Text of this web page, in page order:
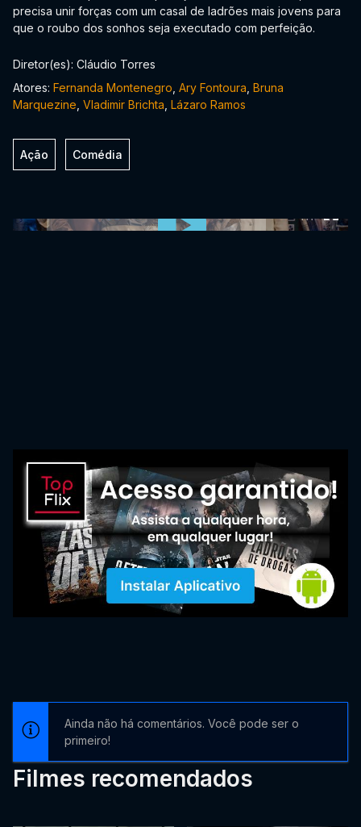
precisa unir forças com um casal de ladrões mais jovens para
que o roubo dos sonhos seja executado com perfeição.
Diretor(es): Cláudio Torres
Atores: Fernanda Montenegro Ary Fontoura Bruna
Marquezine Vladimir Brichta Lázaro Ramos
Ação Comédia
Ainda não há comentários. Você pode ser o
primeiro!
Filmes recomendados